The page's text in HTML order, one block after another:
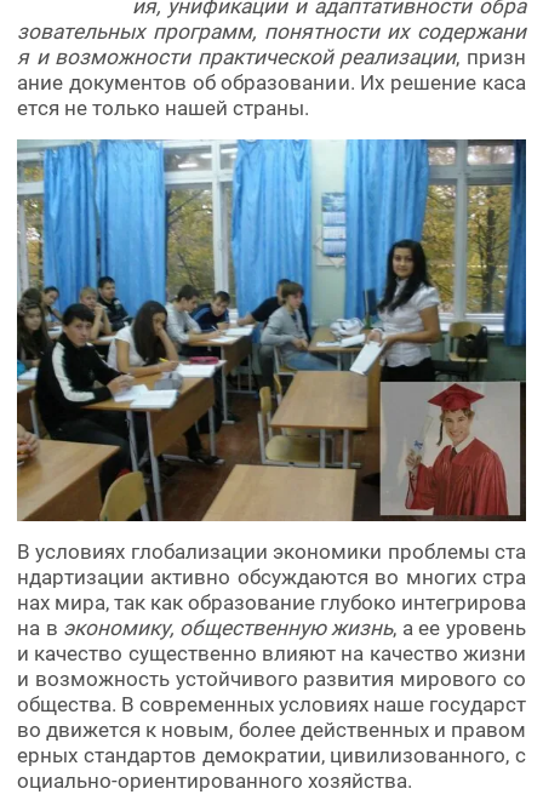
ия, унификации и адаптативности обра
зовательных программ, понятности их содержани
я и возможности практической реализации, призн
ание документов об образовании. Их решение каса
ется не только нашей страны.
В условиях глобализации экономики проблемы ста
ндартизации активно обсуждаются во многих стра
нах мира, так как образование глубоко интегрирова
на в экономику, общественную жизнь, а ее уровень
и качество существенно влияют на качество жизни
и возможность устойчивого развития мирового со
общества. В современных условиях наше государст
во движется к новым, более действенных и правом
ерных стандартов демократии, цивилизованного, с
оциально-ориентированного хозяйства.